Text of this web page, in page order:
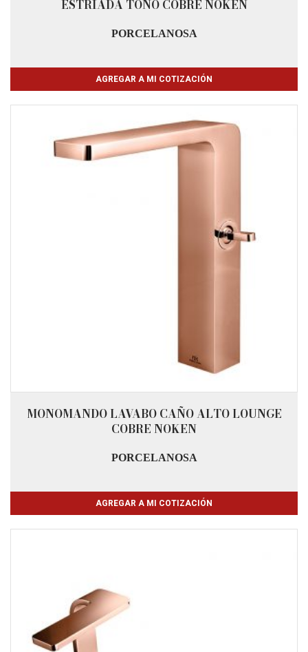
ESTRIADA TONO COBRE NOKEN
PORCELANOSA
AGREGAR A MI COTIZACIÓN
MONOMANDO LAVABO CAÑO ALTO LOUNGE
COBRE NOKEN
PORCELANOSA
AGREGAR A MI COTIZACIÓN